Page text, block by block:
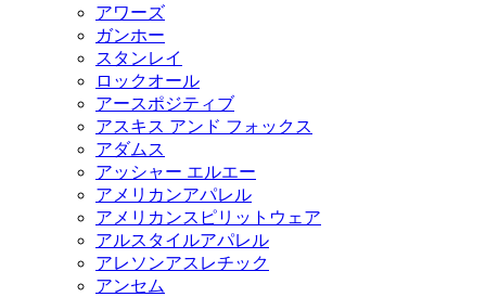
アワーズ
ガンホー
スタンレイ
ロックオール
アースポジティブ
アスキス アンド フォックス
アダムス
アッシャー エルエー
アメリカンアパレル
アメリカンスピリットウェア
アルスタイルアパレル
アレソンアスレチック
アンセム